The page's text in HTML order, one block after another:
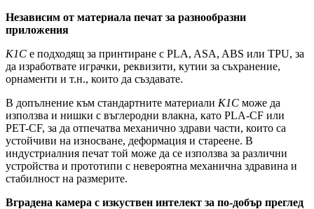
Независим от материала печат за разнообразни
приложения
K1C е подходящ за принтиране с PLA, ASA, ABS или TPU, за
да изработвате играчки, реквизити, кутии за съхранение,
орнаменти и т.н., които да създавате.
В допълнение към стандартните материали K1C може да
използва и нишки с въглеродни влакна, като PLA-CF или
PET-CF, за да отпечатва механично здрави части, които са
устойчиви на износване, деформация и стареене. В
индустриалния печат той може да се използва за различни
устройства и прототипи с невероятна механична здравина и
стабилност на размерите.
Вградена камера с изкуствен интелект за по-добър преглед